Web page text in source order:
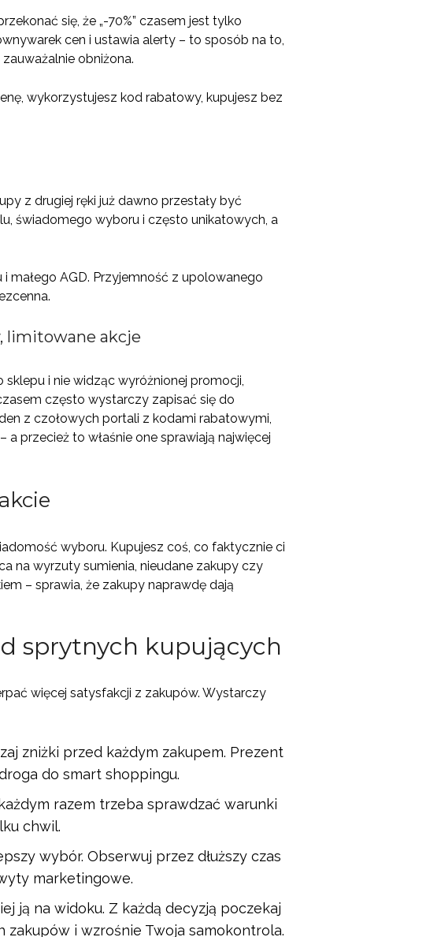
się, że „-70%” czasem jest tylko
cen i ustawia alerty – to sposób na to,
obniżona.
wykorzystujesz kod rabatowy, kupujesz bez
z drugiej ręki już dawno przestały być
świadomego wyboru i często unikatowych, a
małego AGD. Przyjemność z upolowanego
limitowane akcje
i nie widząc wyróżnionej promocji,
często wystarczy zapisać się do
z czołowych portali z kodami rabatowymi,
przecież to właśnie one sprawiają najwięcej
wyboru. Kupujesz coś, co faktycznie ci
na wyrzuty sumienia, nieudane zakupy czy
– sprawia, że zakupy naprawdę dają
sprytnych kupujących
więcej satysfakcji z zakupów. Wystarczy
zniżki przed każdym zakupem. Prezent
do smart shoppingu.
razem trzeba sprawdzać warunki
chwil.
wybór. Obserwuj przez dłuższy czas
marketingowe.
ją na widoku. Z każdą decyzją poczekaj
i wzrośnie Twoja samokontrola.